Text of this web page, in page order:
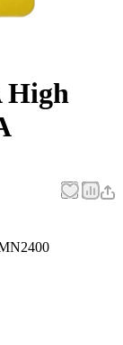
High